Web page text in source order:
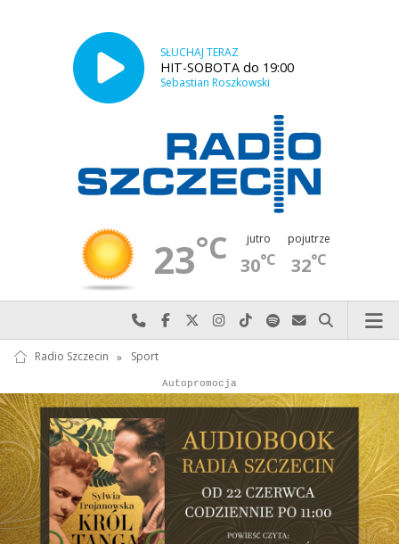
SŁUCHAJ TERAZ
HIT-SOBOTA do 19:00
Sebastian Roszkowski
23°C jutro
30°C
pojutrze
32°C
Najlepiej po prostu do nas zadzwoń
Odwiedź nas na Facebook-u
Odwiedź nas na X
Odwiedź nas na Instagram-ie
Odwiedź nas na TikTok-u
Szukaj nas na Spotify
Wyślij do nas
Szukaj
Radio Szczecin » Sport
Reklama
Autopromocja